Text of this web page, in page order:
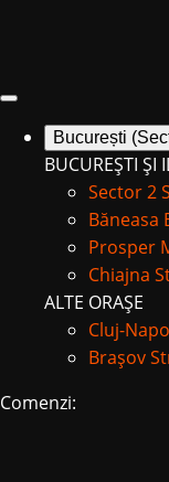
București
BUCUREȘTI ȘI
Sector 2
Băneasa
Prosper
Chiajna
ALTE ORAȘE
Cluj-
Brașov
Comenzi: